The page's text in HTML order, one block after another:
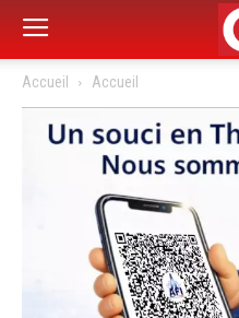
Accueil Accueil